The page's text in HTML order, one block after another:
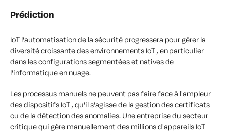
Prédiction
IoT l'automatisation de la sécurité progressera pour gérer la
diversité croissante des environnements IoT , en particulier
dans les configurations segmentées et natives de
l'informatique en nuage.
Les processus manuels ne peuvent pas faire face à l'ampleur
des dispositifs IoT , qu'il s'agisse de la gestion des certificats
ou de la détection des anomalies. Une entreprise du secteur
critique qui gère manuellement des millions d'appareils IoT